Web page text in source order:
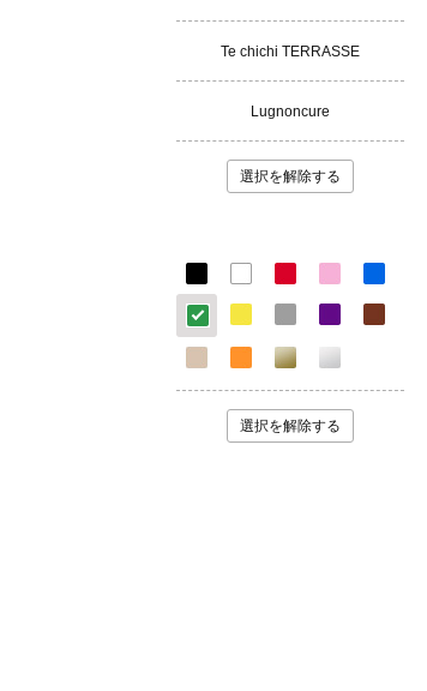
Te chichi TERRASSE
Lugnoncure
選択を解除する
選択を解除する